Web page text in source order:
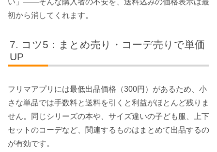
初から消してくれます。
コツ5：まとめ売り・コーデ売りで単価
UP
フリマアプリには最低出品価格（300円）があるため、小
さな単品では手数料と送料を引くと利益がほとんど残りま
せん。同じシリーズの本や、サイズ違いの子ども服、上下
セットのコーデなど、関連するものはまとめて出品するの
が有効です。